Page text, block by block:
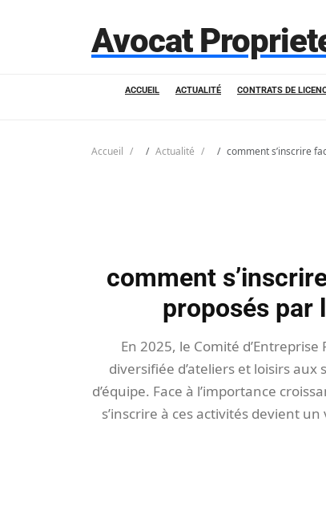
Avocat
ACCUEIL ACTUALITÉ CONTRATS DE
Accueil Actualité comment s’inscrire
comment
proposés par
En 2025, le Comité
diversifiée d’ateliers et loisirs
d’équipe. Face à l’importance
s’inscrire à ces activités devient